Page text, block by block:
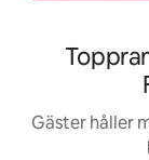
Gäster håller